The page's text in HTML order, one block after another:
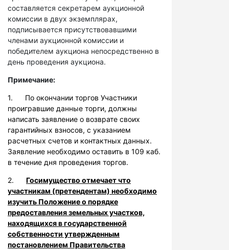
составляется секретарем аукционной
комиссии в двух экземплярах,
подписывается присутствовавшими
членами аукционной комиссии и
победителем аукциона непосредственно в
день проведения аукциона.
Примечание:
1. По окончании торгов Участники
проигравшие данные торги, должны
написать заявление о возврате своих
гарантийных взносов, с указанием
расчетных счетов и контактных данных.
Заявление необходимо оставить в 109 каб.
в течение дня проведения торгов.
2. Госимущество отмечает что
участникам (претендентам) необходимо
изучить Положение о порядке
предоставления земельных участков,
находящихся в государственной
собственности утвержденным
постановлением Правительства